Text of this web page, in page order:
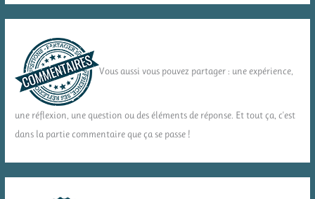
Vous aussi vous pouvez partager : une expérience,
une réflexion, une question ou des éléments de réponse. Et tout ça, c'est
dans la partie commentaire que ça se passe !